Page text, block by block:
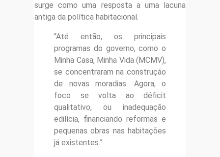
surge como uma resposta a uma lacuna
antiga da política habitacional.
“Até então, os principais
programas do governo, como o
Minha Casa, Minha Vida (MCMV),
se concentraram na construção
de novas moradias. Agora, o
foco se volta ao déficit
qualitativo, ou inadequação
edilícia, financiando reformas e
pequenas obras nas habitações
já existentes.”